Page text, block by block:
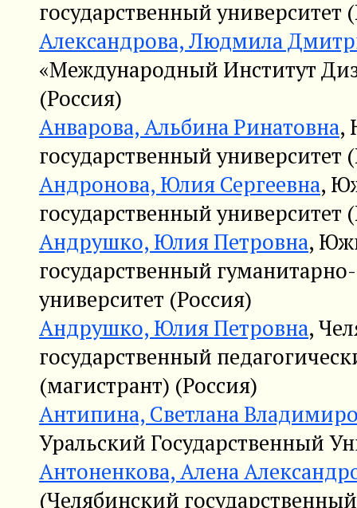
государственный университет
Александрова, Людмила
«Международный Институт
(Россия)
Анварова, Альбина Ринатовна,
государственный университет
Андронова, Юлия Сергеевна,
государственный университет
Андрушко, Юлия Петровна,
государственный
университет (Россия)
Андрушко, Юлия Петровна,
государственный
(магистрант) (Россия)
Антипина, Светлана
Уральский Государственный
Антоненкова, Алена
(Челябинский